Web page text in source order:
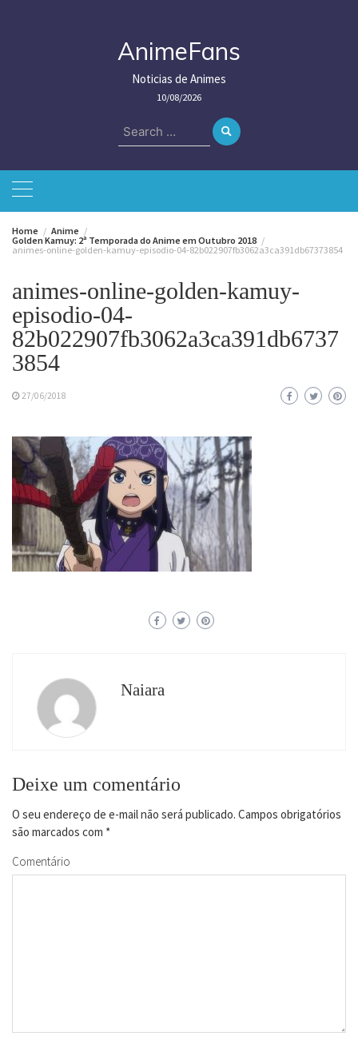
AnimeFans
Noticias de Animes
10/08/2026
Search
for:
Home
Anime
Golden Kamuy: 2ª Temporada do Anime em Outubro 2018
animes-online-golden-kamuy-episodio-04-82b022907fb3062a3ca391db67373854
animes-online-golden-kamuy-
episodio-04-
82b022907fb3062a3ca391db6737
3854
27/06/2018
Naiara
Deixe um comentário
O seu endereço de e-mail não será publicado. Campos obrigatórios
são marcados com *
Comentário